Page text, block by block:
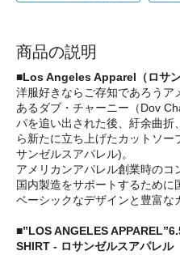
商品の説明
■Los Angeles Apparel（ロサン
洋服好きならご存知であろう
あるダブ・チャーニー（Dov
パを追い出された後、紆余曲
ら新たに立ち上げたカットソ
サンゼルスアパレル)。
アメリカンアパレル創業時の
国内製造をサポートするために
ベーシックなデザインと豊富な
■”LOS ANGELES
SHIRT - ロサンゼルスアパレ